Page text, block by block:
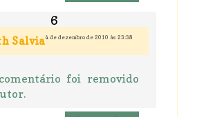
Salvia4 de dezembro de 2010 às 23:38
foi removido